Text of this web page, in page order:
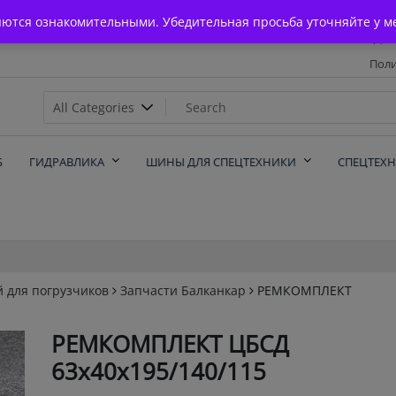
ознакомительными. Убедительная просьба уточняйте у
ГИДРАВЛИКА ШИНЫ ДЛЯ СПЕЦТЕХНИКИ
для погрузчиков Запчасти Балканкар
РЕМКОМПЛЕКТ
РЕМКОМПЛЕКТ ЦБСД
63х40х195/140/115